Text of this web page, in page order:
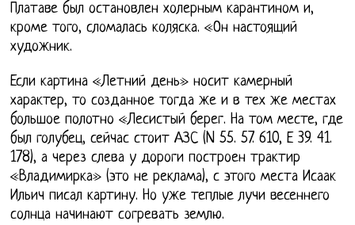
Платаве был остановлен холерным карантином и,
кроме того, сломалась коляска. «Он настоящий
художник.
Если картина «Летний день» носит камерный
характер, то созданное тогда же и в тех же местах
большое полотно «Лесистый берег. На том месте, где
был голубец, сейчас стоит АЗС (N 55. 57. 610, Е 39. 41.
178), а через слева у дороги построен трактир
«Владимирка» (это не реклама), с этого места Исаак
Ильич писал картину. Но уже теплые лучи весеннего
солнца начинают согревать землю.